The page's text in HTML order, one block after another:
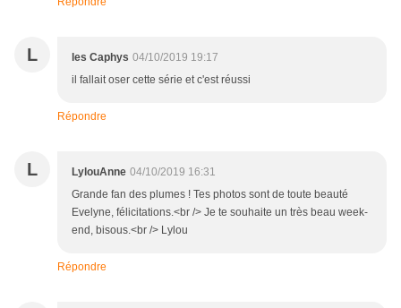
L les Caphys 04/10/2019 19:17
il fallait oser cette série et c'est réussi
Répondre
L LylouAnne 04/10/2019 16:31
Grande fan des plumes ! Tes photos sont de toute beauté
Evelyne, félicitations.<br /> Je te souhaite un très beau week-
end, bisous.<br /> Lylou
Répondre